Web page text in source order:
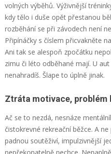
volných výběhů. Výživnější
kdy tělo i duše opět přestanou
rozběhání se při závodech není
Připínáčky s číslem přicvakněte
Ani tak se alespoň zpočátku
zimu či léto odběhané mají. U
nenahradíš. Šlape to úplně jinak.
Ztráta motivace, problém
Ač se to nezdá, nesnáze
čistokrevné rekreační běžce. A
padnou soutěživí, impulzivnější